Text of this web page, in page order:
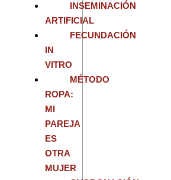
INSEMINACIÓN
ARTIFICIAL
FECUNDACIÓN
IN
VITRO
MÉTODO
ROPA:
MI
PAREJA
ES
OTRA
MUJER